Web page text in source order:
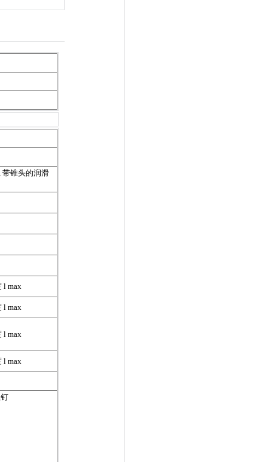
带锥头的润滑
l max
l max
l max
l max